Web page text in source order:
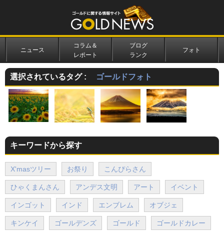
ニュース
コラム＆
レポート
ブログ
ランク
フォト
選択されているタグ : ゴールドフォト
キーワードから探す
X'masツリー お祭り こんぴらさん
ひゃくまんさん アンデス文明 アート イベント
インゴット インド エンブレム オブジェ
キンケイ ゴールデンズ ゴールド ゴールドカレー